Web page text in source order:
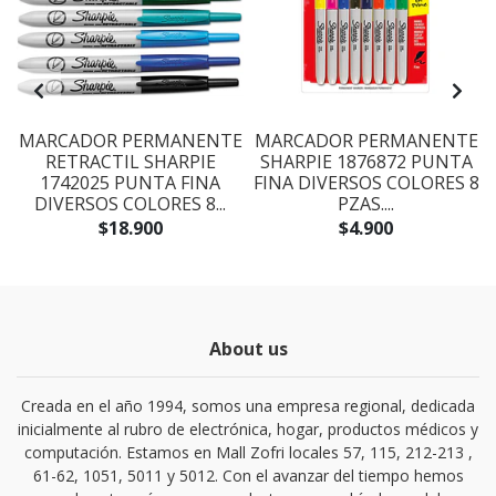
MARCADOR PERMANENTE
RETRACTIL SHARPIE
1742025 PUNTA FINA
DIVERSOS COLORES 8...
$18.900
MARCADOR PERMANENTE
SHARPIE 1876872 PUNTA
FINA DIVERSOS COLORES 8
PZAS....
$4.900
About us
Creada en el año 1994, somos una empresa regional, dedicada
inicialmente al rubro de electrónica, hogar, productos médicos y
computación. Estamos en Mall Zofri locales 57, 115, 212-213 ,
61-62, 1051, 5011 y 5012. Con el avanzar del tiempo hemos